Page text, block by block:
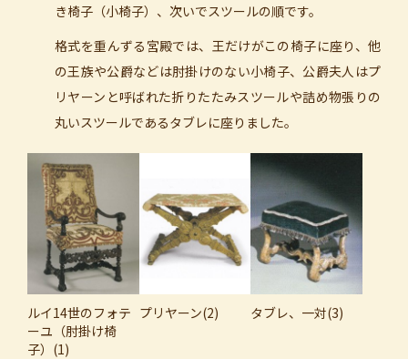
き椅子（小椅子）、次いでスツールの順です。
格式を重んずる宮殿では、王だけがこの椅子に座り、他
の王族や公爵などは肘掛けのない小椅子、公爵夫人はプ
リヤーンと呼ばれた折りたたみスツールや詰め物張りの
丸いスツールであるタブレに座りました。
ルイ14世のフォテ
ーユ（肘掛け椅
子）(1)
プリヤーン(2) タブレ、一対(3)